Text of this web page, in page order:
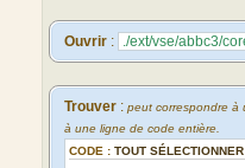
Ouvrir : ./ext/vse/abbc3/
Trouver : peut correspondre à
à une ligne de code entière.
CODE : TOUT SÉLECTIONNER